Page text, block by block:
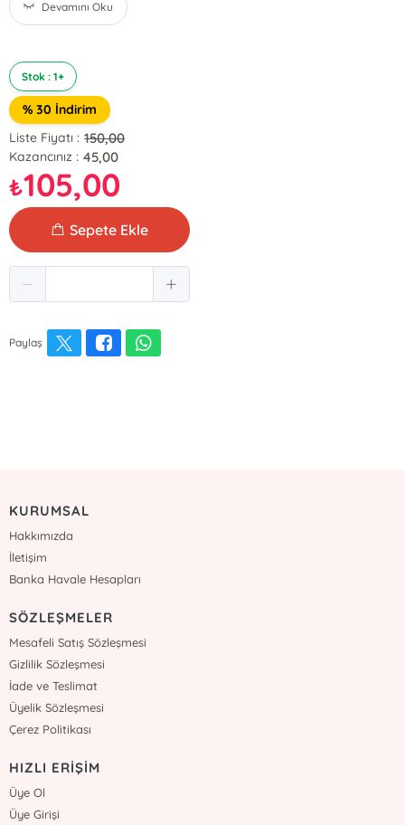
Devamını Oku
Stok : 1+
% 30 İndirim
Liste Fiyatı : 150,00
Kazancınız : 45,00
₺105,00
Sepete Ekle
Paylaş
KURUMSAL
Hakkımızda
İletişim
Banka Havale Hesapları
SÖZLEŞMELER
Mesafeli Satış Sözleşmesi
Gizlilik Sözleşmesi
İade ve Teslimat
Üyelik Sözleşmesi
Çerez Politikası
HIZLI ERİŞİM
Üye Ol
Üye Girişi